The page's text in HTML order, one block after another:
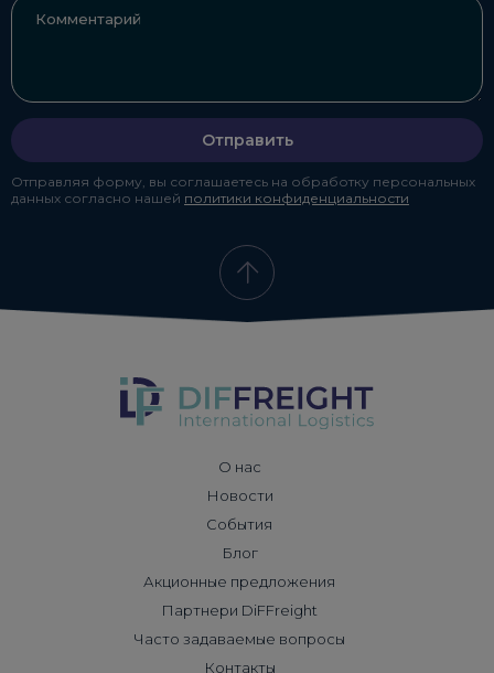
Отправить
Отправляя форму, вы соглашаетесь на обработку персональных
данных согласно нашей политики конфиденциальности
О нас
Новости
События
Блог
Акционные предложения
Партнери DiFFreight
Часто задаваемые вопросы
Контакты